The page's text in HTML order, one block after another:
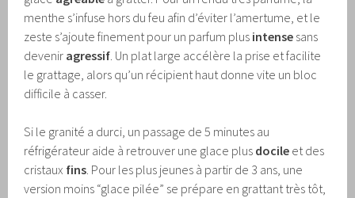
menthe s’infuse hors du feu afin d’éviter l’amertume, et le
zeste s’ajoute finement pour un parfum plus intense sans
devenir agressif. Un plat large accélère la prise et facilite
le grattage, alors qu’un récipient haut donne vite un bloc
difficile à casser.
Si le granité a durci, un passage de 5 minutes au
réfrigérateur aide à retrouver une glace plus docile et des
cristaux fins. Pour les plus jeunes à partir de 3 ans, une
version moins “glace pilée” se prépare en grattant très tôt,